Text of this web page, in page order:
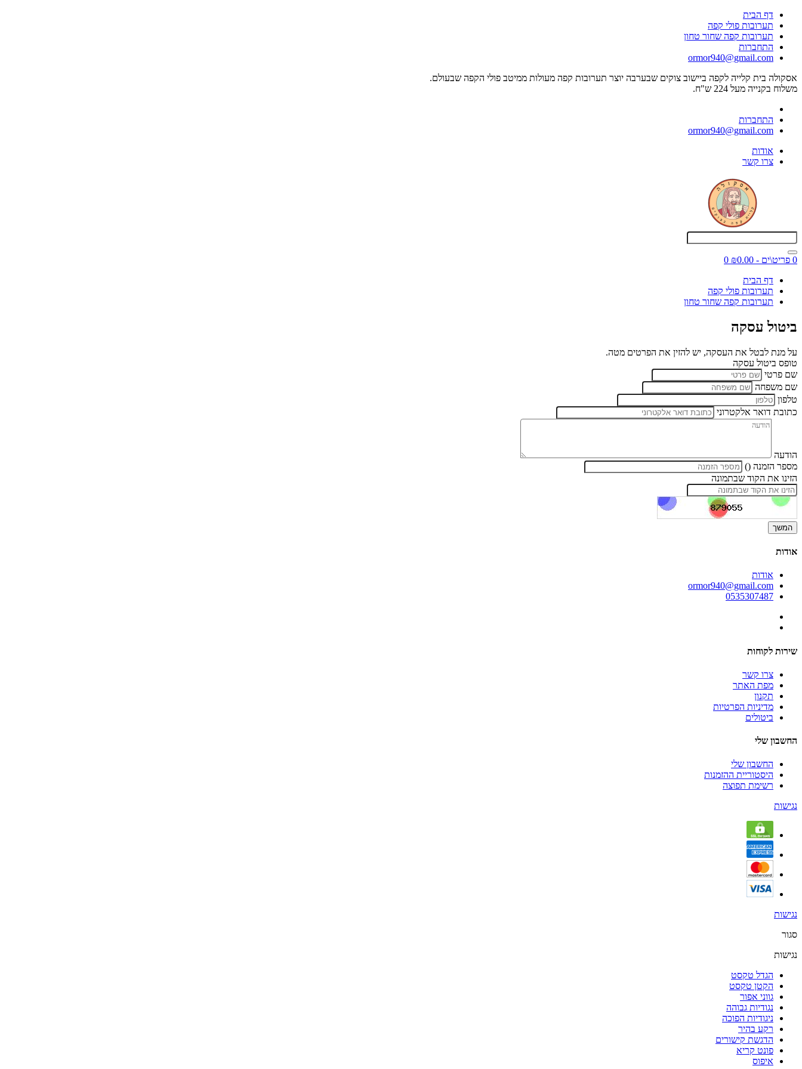
דף הבית
תערובות פולי קפה
תערובות קפה שחור טחון
התחברות
ormor940@gmail.com
אסקולה בית קלייה לקפה ביישוב צוקים שבערבה יוצר תערובות קפה מעולות ממיטב פולי הקפה שבעולם.
משלוח בקנייה מעל 224 ש"ח.
התחברות
ormor940@gmail.com
אודות
צרו קשר
0 פריט\ים - ₪0.00
0
דף הבית
תערובות פולי קפה
תערובות קפה שחור טחון
ביטול עסקה
על מנת לבטל את העסקה, יש להזין את הפרטים מטה.
טופס ביטול עסקה
שם פרטי
שם משפחה
טלפון
כתובת דואר אלקטרוני
הודעה
מספר הזמנה ()
הזינו את הקוד שבתמונה
אודות
אודות
ormor940@gmail.com
0535307487
שירות לקוחות
צרו קשר
מפת האתר
תקנון
מדיניות הפרטיות
ביטולים
החשבון שלי
החשבון שלי
היסטוריית ההזמנות
רשימת תפוצה
נגישות
נגישות
סגור
נגישות
הגדל טקסט
הקטן טקסט
גווני אפור
נגודיות גבוהה
ניגודיות הפוכה
רקע בהיר
הדגשת קישורים
פונט קריא
איפוס